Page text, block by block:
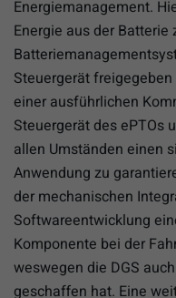
Energiemanagement.
Energie aus der
Steuergerät
einer ausführlichen
Steuergerät des ePTOs
allen Umständen einen
Anwendung zu
der mechanischen
Softwareentwicklung
Komponente bei der
weswegen die DGS
geschaffen hat. Eine